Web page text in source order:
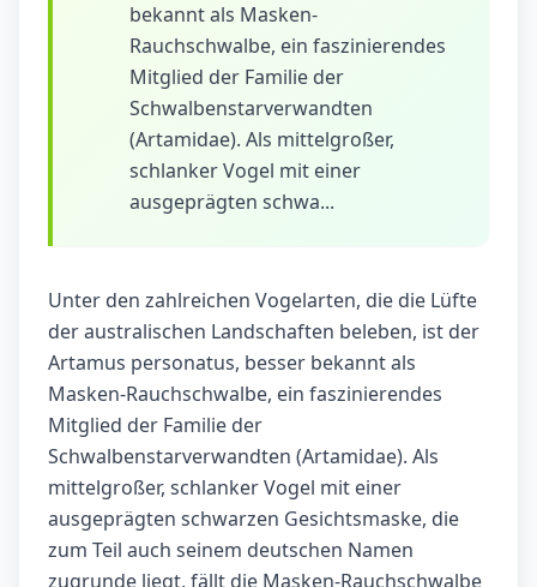
bekannt als Masken-
Rauchschwalbe, ein faszinierendes
Mitglied der Familie der
Schwalbenstarverwandten
(Artamidae). Als mittelgroßer,
schlanker Vogel mit einer
ausgeprägten schwa...
Unter den zahlreichen Vogelarten, die die Lüfte
der australischen Landschaften beleben, ist der
Artamus personatus, besser bekannt als
Masken-Rauchschwalbe, ein faszinierendes
Mitglied der Familie der
Schwalbenstarverwandten (Artamidae). Als
mittelgroßer, schlanker Vogel mit einer
ausgeprägten schwarzen Gesichtsmaske, die
zum Teil auch seinem deutschen Namen
zugrunde liegt, fällt die Masken-Rauchschwalbe